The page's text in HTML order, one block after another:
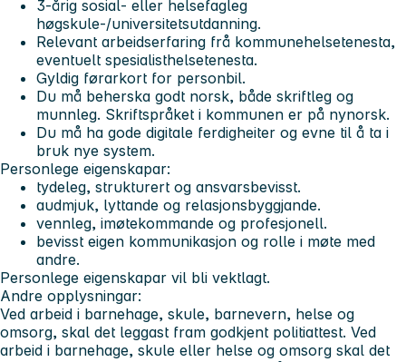
3-årig sosial- eller helsefagleg
høgskule-/universitetsutdanning.
Relevant arbeidserfaring frå kommunehelsetenesta,
eventuelt spesialisthelsetenesta.
Gyldig førarkort for personbil.
Du må beherska godt norsk, både skriftleg og
munnleg. Skriftspråket i kommunen er på nynorsk.
Du må ha gode digitale ferdigheiter og evne til å ta i
bruk nye system.
Personlege eigenskapar:
tydeleg, strukturert og ansvarsbevisst.
audmjuk, lyttande og relasjonsbyggjande.
vennleg, imøtekommande og profesjonell.
bevisst eigen kommunikasjon og rolle i møte med
andre.
Personlege eigenskapar vil bli vektlagt.
Andre opplysningar:
Ved arbeid i barnehage, skule, barnevern, helse og
omsorg, skal det leggast fram godkjent politiattest. Ved
arbeid i barnehage, skule eller helse og omsorg skal det